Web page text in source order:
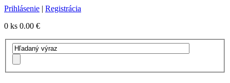
Prihlásenie | Registrácia
0 ks 0.00 €